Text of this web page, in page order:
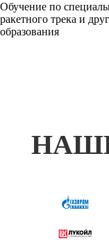
Обучение по
ракетного трека и
образования